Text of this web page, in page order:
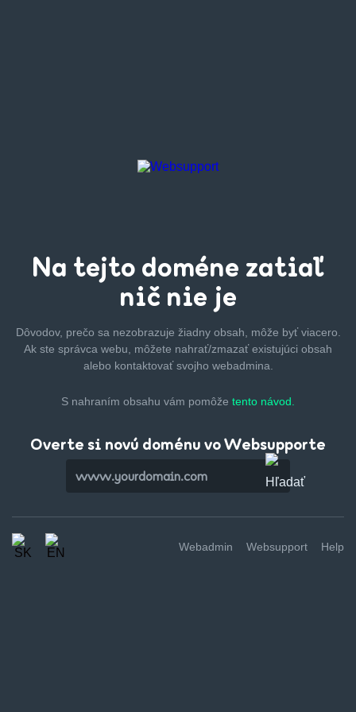
Na tejto doméne zatiaľ
nič nie je
Dôvodov, prečo sa nezobrazuje žiadny obsah, môže byťviacero.
Ak ste správca webu, môžete nahrať/zmazaťexistujúci obsah
alebo kontaktovať svojho webadmina.
S nahraním obsahu vám pomôže tento návod.
Overte si novú doménu vo Websupporte
Webadmin Websupport Help